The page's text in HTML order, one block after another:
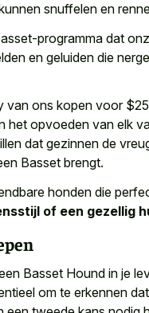
snuffelen en
programma dat
en geluiden die
van ons kopen voor
het opvoeden van elk
dat gezinnen de
Basset brengt.
honden die
of een gezellig
Basset Hound in je
om te erkennen